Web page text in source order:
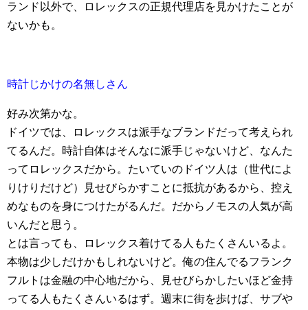
ランド以外で、ロレックスの正規代理店を見かけたことが
ないかも。
時計じかけの名無しさん
好み次第かな。
ドイツでは、ロレックスは派手なブランドだって考えられ
てるんだ。時計自体はそんなに派手じゃないけど、なんた
ってロレックスだから。たいていのドイツ人は（世代によ
りけりだけど）見せびらかすことに抵抗があるから、控え
めなものを身につけたがるんだ。だからノモスの人気が高
いんだと思う。
とは言っても、ロレックス着けてる人もたくさんいるよ。
本物は少しだけかもしれないけど。俺の住んでるフランク
フルトは金融の中心地だから、見せびらかしたいほど金持
ってる人もたくさんいるはず。週末に街を歩けば、サブや